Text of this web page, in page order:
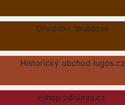
Druidství, druidové
Historický obchod lugos.cz
eshop.zdislava.cz